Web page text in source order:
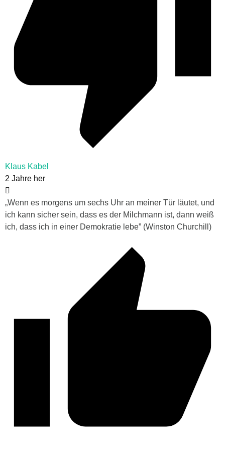
Klaus Kabel
2 Jahre her
„Wenn es morgens um sechs Uhr an meiner Tür läutet, und
ich kann sicher sein, dass es der Milchmann ist, dann weiß
ich, dass ich in einer Demokratie lebe” (Winston Churchill)